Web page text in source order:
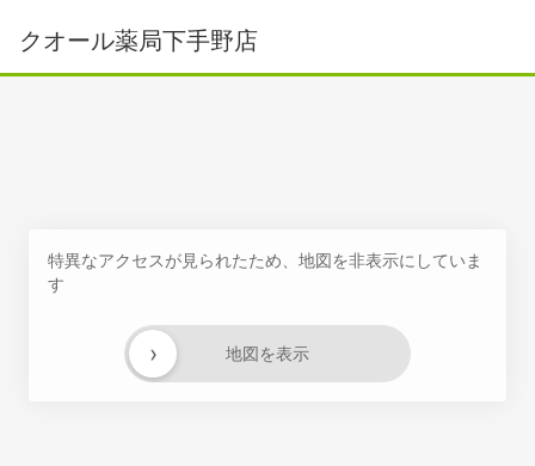
クオール薬局下手野店
特異なアクセスが見られたため、地図を非表示にしていま
す
地図を表示
›